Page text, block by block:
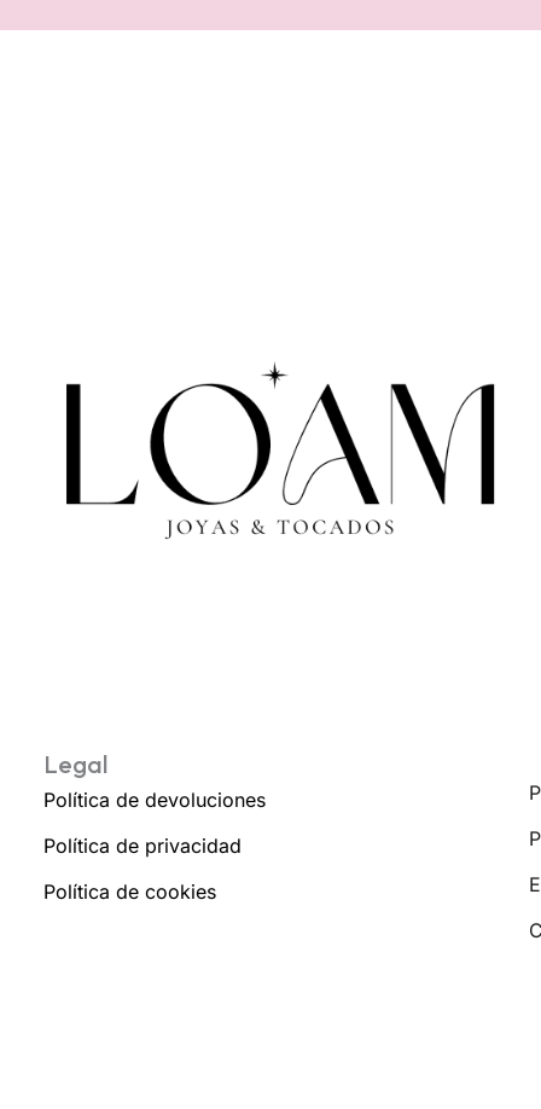
Legal
Política de devoluciones
Política de privacidad
Política de cookies